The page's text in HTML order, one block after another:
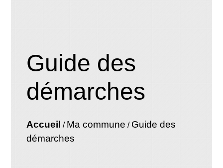
Guide des
démarches
Accueil / Ma commune / Guide des
démarches